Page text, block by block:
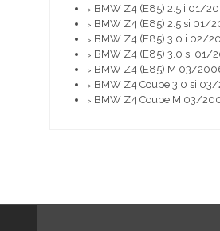
> BMW Z4 (E85) 2.5 i 01/
> BMW Z4 (E85) 2.5 si 01/
> BMW Z4 (E85) 3.0 i 02/
> BMW Z4 (E85) 3.0 si 01/
> BMW Z4 (E85) M 03/
> BMW Z4 Coupe 3.0 si
> BMW Z4 Coupe M 03/